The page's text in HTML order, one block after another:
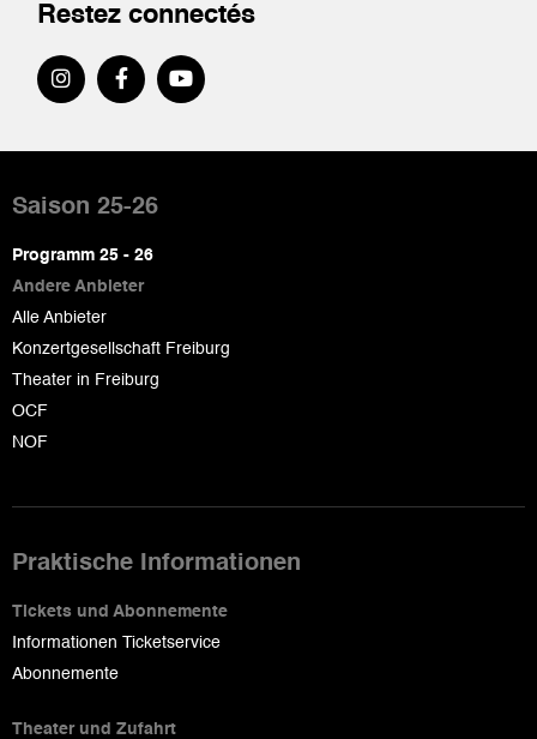
Restez connectés
de
page
Saison 25-26
Programm 25 - 26
Andere Anbieter
Alle Anbieter
Konzertgesellschaft Freiburg
Theater in Freiburg
OCF
NOF
Praktische Informationen
Tickets und Abonnemente
Informationen Ticketservice
Abonnemente
Theater und Zufahrt